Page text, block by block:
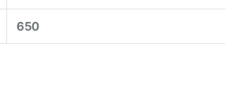
650